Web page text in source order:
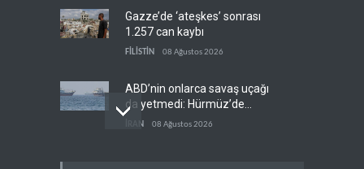
Gazze’de ‘ateşkes’ sonrası
1.257 can kaybı
FİLİSTİN 08 Ağustos 2026
ABD’nin onlarca savaş uçağı
da yetmedi: Hürmüz’de
gemi vuruldu
İRAN 08 Ağustos 2026